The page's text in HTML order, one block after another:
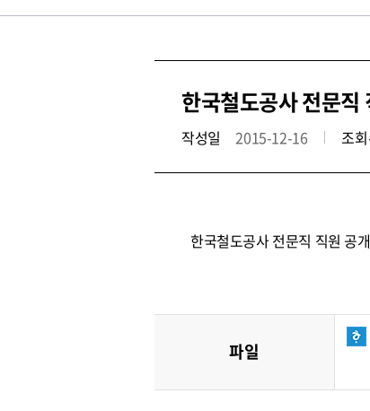
한국철도공사 전문
작성일 2015-12-16 조
한국철도공사 전문직 직원 공
파일